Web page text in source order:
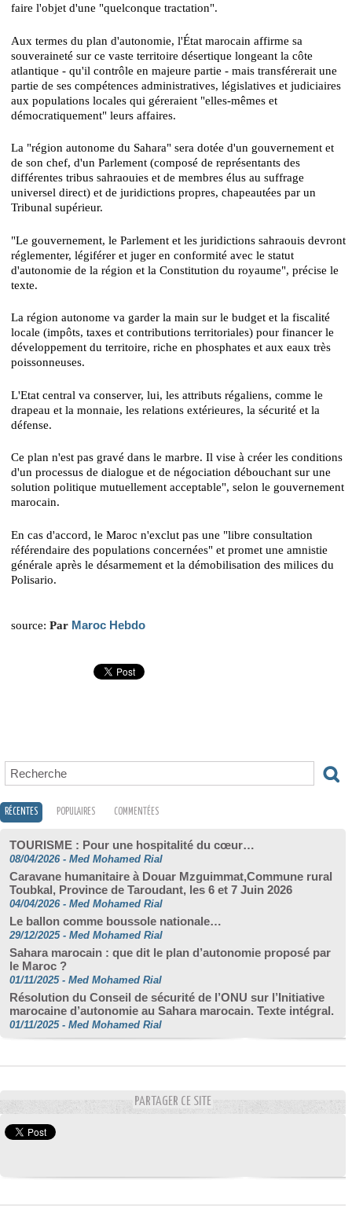
faire l'objet d'une "quelconque tractation".
Aux termes du plan d'autonomie, l'État marocain affirme sa
souveraineté sur ce vaste territoire désertique longeant la côte
atlantique - qu'il contrôle en majeure partie - mais transférerait une
partie de ses compétences administratives, législatives et judiciaires
aux populations locales qui géreraient "elles-mêmes et
démocratiquement" leurs affaires.
La "région autonome du Sahara" sera dotée d'un gouvernement et
de son chef, d'un Parlement (composé de représentants des
différentes tribus sahraouies et de membres élus au suffrage
universel direct) et de juridictions propres, chapeautées par un
Tribunal supérieur.
"Le gouvernement, le Parlement et les juridictions sahraouis devront
réglementer, légiférer et juger en conformité avec le statut
d'autonomie de la région et la Constitution du royaume", précise le
texte.
La région autonome va garder la main sur le budget et la fiscalité
locale (impôts, taxes et contributions territoriales) pour financer le
développement du territoire, riche en phosphates et aux eaux très
poissonneuses.
L'Etat central va conserver, lui, les attributs régaliens, comme le
drapeau et la monnaie, les relations extérieures, la sécurité et la
défense.
Ce plan n'est pas gravé dans le marbre. Il vise à créer les conditions
d'un processus de dialogue et de négociation débouchant sur une
solution politique mutuellement acceptable", selon le gouvernement
marocain.
En cas d'accord, le Maroc n'exclut pas une "libre consultation
référendaire des populations concernées" et promet une amnistie
générale après le désarmement et la démobilisation des milices du
Polisario.
source: Par Maroc Hebdo
RÉCENTES POPULAIRES COMMENTÉES
TOURISME : Pour une hospitalité du cœur…
08/04/2026 - Med Mohamed Rial
Caravane humanitaire à Douar Mzguimmat,Commune rural
Toubkal, Province de Taroudant, les 6 et 7 Juin 2026
04/04/2026 - Med Mohamed Rial
Le ballon comme boussole nationale…
29/12/2025 - Med Mohamed Rial
Sahara marocain : que dit le plan d’autonomie proposé par
le Maroc ?
01/11/2025 - Med Mohamed Rial
Résolution du Conseil de sécurité de l’ONU sur l’Initiative
marocaine d’autonomie au Sahara marocain. Texte intégral.
01/11/2025 - Med Mohamed Rial
PARTAGER CE SITE